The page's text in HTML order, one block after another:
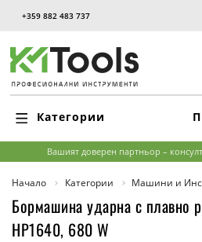
+359 882 483 737
Категории
Вашият доверен партньор –
Начало Категории Машини и
Бормашина ударна с плавно
HP1640, 680 W